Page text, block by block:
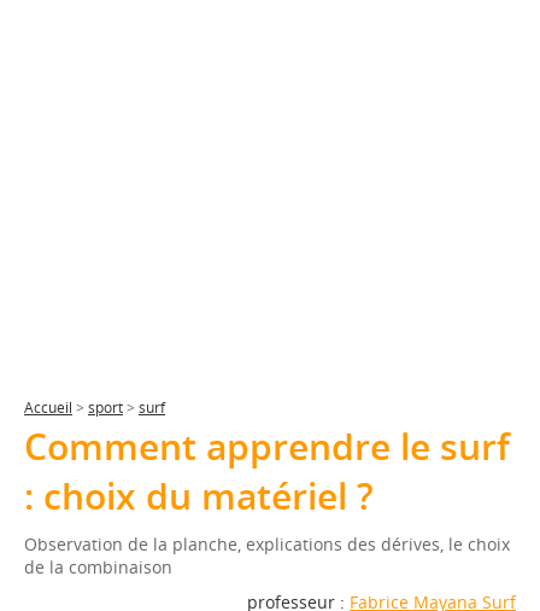
Accueil > sport> surf
Comment apprendre le surf
: choix du matériel ?
Observation de la planche, explications des dérives, le choix
de la combinaison
professeur : Fabrice Mayana Surf